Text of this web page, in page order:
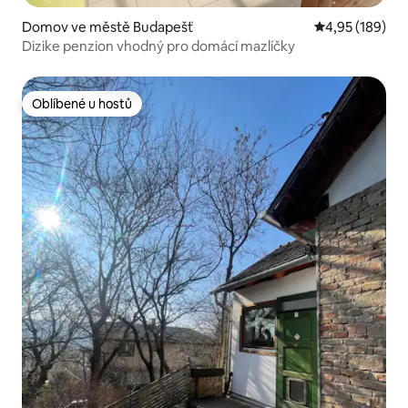
Domov ve městě Budapešť Průměrné
4,95 (189)
Dizike penzion vhodný pro domácí mazlíčky
Oblíbené u hostů
Oblíbené u hostů